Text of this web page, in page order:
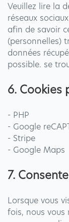
Veuillez lire la
réseaux
afin de savoir
(personnelles)
données
possible. se
6. Cookies
- PHP
- Google
- Stripe
- Google Maps
7.
Lorsque vous
fois, nous